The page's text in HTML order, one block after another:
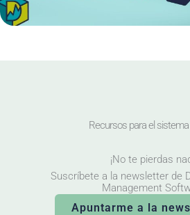
Recursos para el
¡No te pierdas
Suscríbete a la newsletter de
Management
Apuntarme a la